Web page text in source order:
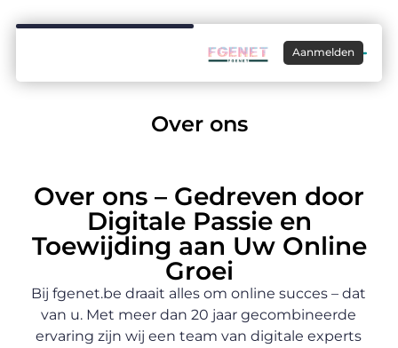
Aanmelden
Over ons
Over ons – Gedreven door
Digitale Passie en
Toewijding aan Uw Online
Groei
Bij fgenet.be draait alles om online succes – dat
van u. Met meer dan 20 jaar gecombineerde
ervaring zijn wij een team van digitale experts